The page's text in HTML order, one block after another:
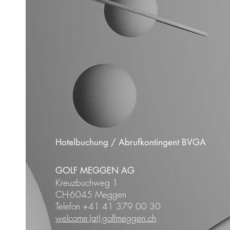
Hotelbuchung / Abrufkontingent BVGA
GOLF MEGGEN AG
Kreuzbuchweg 1
CH-6045 Meggen
Telefon +41 41 379 00 30
welcome (at) golfmeggen.ch